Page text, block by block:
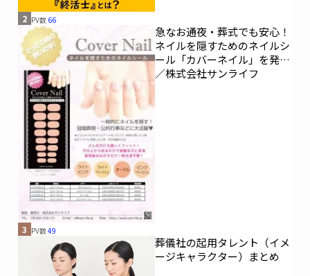
2 PV数 66
急なお通夜・葬式でも安心！
ネイルを隠すためのネイルシ
ール「カバーネイル」を発売
／株式会社サンライフ
3 PV数49
葬儀社の起用タレント（イメ
ージキャラクター）まとめ